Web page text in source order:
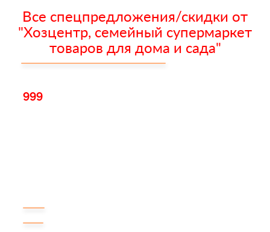
Все спецпредложения/скидки от
"Хозцентр, семейный супермаркет
товаров для дома и сада"
999